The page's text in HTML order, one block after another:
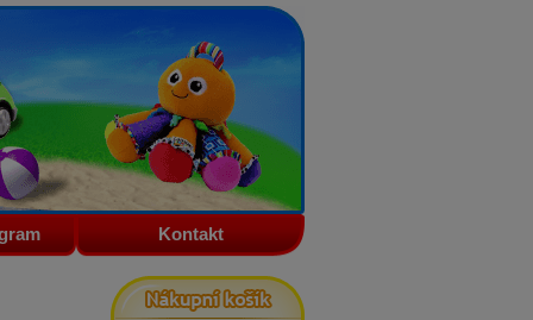
Kontakt
Nákupní košík